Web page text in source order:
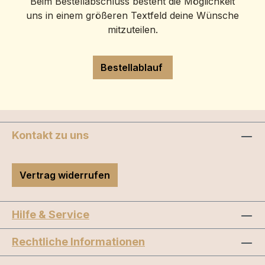
uns in einem größeren Textfeld deine Wünsche
mitzuteilen.
Bestellablauf
Kontakt zu uns
Vertrag widerrufen
Hilfe & Service
Rechtliche Informationen